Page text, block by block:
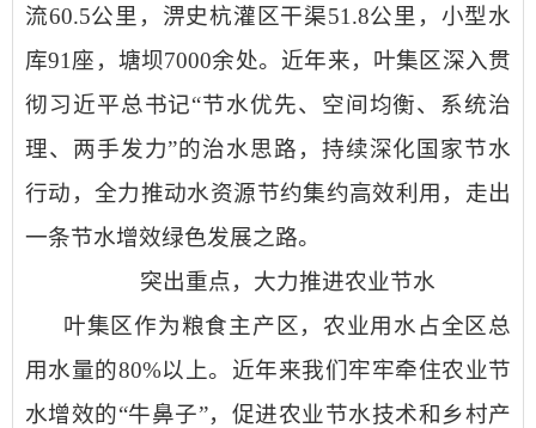
流60.5公里，淠史杭灌区干渠51.8公里，小型水
库91 座 ，塘坝7000余处。近年来，叶集区深入贯
彻习近平总书记“节水优先、空间均衡、系统治
理、两手发力”的治水思路， 持续深化国家节水
行动，全力推动水资源节约集约高效利用，走出
一条节水增效绿色发展之路。
突出重点， 大力推进农业节水
叶集区作为粮食主产区 ，农业用水占全区总
用水量的80%以上。近年来我们牢牢牵住农业节
水增效的“牛鼻子”，促进农业节水技术和乡村产